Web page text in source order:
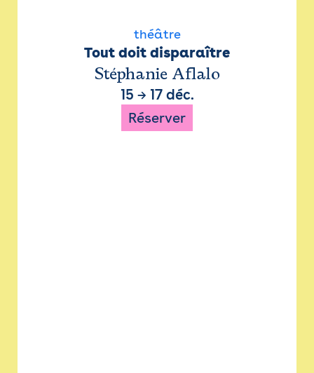
théâtre
Tout doit disparaître
Stéphanie Aflalo
15 → 17 déc.
Réserver